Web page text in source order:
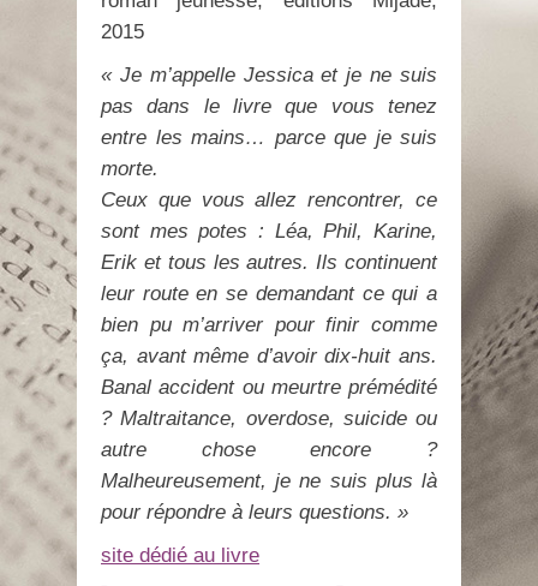
2015
« Je m’appelle Jessica et je ne suis
pas dans le livre que vous tenez
entre les mains… parce que je suis
morte.
Ceux que vous allez rencontrer, ce
sont mes potes : Léa, Phil, Karine,
Erik et tous les autres. Ils continuent
leur route en se demandant ce qui a
bien pu m’arriver pour finir comme
ça, avant même d’avoir dix-huit ans.
Banal accident ou meurtre prémédité
? Maltraitance, overdose, suicide ou
autre chose encore ?
Malheureusement, je ne suis plus là
pour répondre à leurs questions. »
site dédié au livre